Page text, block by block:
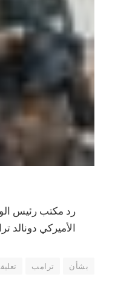
رد مكتب رئيس
الأميركي دونالد
بشأن ترامب